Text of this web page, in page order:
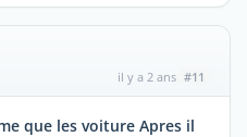
il y a 2 ans #11
que les voiture Apres il